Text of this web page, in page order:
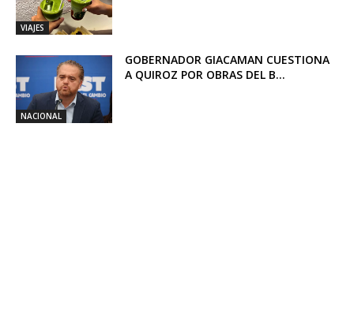
VIAJES
NACIONAL
GOBERNADOR GIACAMAN CUESTIONA
A QUIROZ POR OBRAS DEL B...